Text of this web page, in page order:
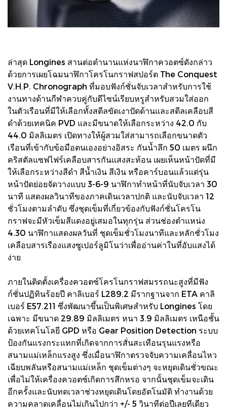
ล่าสุด Longines สานต่อตำนานแห่งนาฬิกาควอตซ์ดังกล่าว
ด้วยการเผยโฉมนาฬิกาโครโนกราฟสปอร์ต The Conquest
V.H.P. Chronograph ที่มอบฟังก์ชั่นจับเวลาสำหรับการใช้
งานทางด้านกีฬาควบคู่กับดีไซน์เรียบหรูสำหรับสวมใส่ออก
ในตัวเรือนที่มีให้เลือกทั้งสตีลขัดเงาปัดด้านและสตีลเคลือบสี
ดำด้วยเทคนิค PVD และมีขนาดให้เลือกระหว่าง 42.0 กับ
44.0 มิลลิเมตร เปิดทางให้ผู้สวมใส่สามารถเลือกขนาดตัว
เรือนที่เข้ากับข้อมือตนเองอย่างอิสระ กันน้ำลึก 50 เมตร ผนึก
คริสตัลแซฟไฟร์เคลือบสารกันแสงสะท้อน เผยเห็นหน้าปัดที่มี
ให้เลือกระหว่างสีดำ สีน้ำเงิน สีเงิน หรือคาร์บอนแล้วแต่รุ่น
หน้าปัดย่อยจัดวางแบบ 3-6-9 นาฬิกาทำหน้าที่นับจับเวลา 30
นาที แสดงผลวินาทีของภาคเดินเวลาปกติ และนับจับเวลา 12
ชั่วโมงตามลำดับ ซึ่งชุดเข็มที่เกี่ยวข้องกับฟังก์ชั่นโครโน
กราฟจะมีหัวเข็มสีแดงอยู่เสมอในทุกรุ่น ส่วนช่องตำแหน่ง
4.30 นาฬิกาแสดงผลวันที่ ชุดเข็มชั่วโมงนาทีและหลักชั่วโมง
เคลือบสารเรืองแสงซูเปอร์ลูมิโนว่าเพื่ออ่านค่าในที่อับแสงได้
ง่าย
ภายในติดตั้งเครื่องควอตซ์โครโนกราฟสมรรถนะสูงที่มีฟัง
ก์ชั่นปฏิทินร้อยปี คาลิเบอร์ L289.2 มีรากฐานจาก ETA คาลิ
เบอร์ E57.211 ซึ่งพัฒนาขึ้นเป็นพิเศษสำหรับ Longines โดย
เฉพาะ มีขนาด 29.89 มิลลิเมตร หนา 3.9 มิลลิเมตร เหนือชั้น
ด้วยเทคโนโลยี GPD หรือ Gear Position Detection ระบบ
ป้องกันแรงกระแทกที่เกิดจากการสั่นสะเทือนรุนแรงหรือ
สนามแม่เหล็กแรงสูง ซึ่งเมื่อนาฬิกาตรวจจับความเคลื่อนไหว
เฉียบพลันหรือสนามแม่เหล็ก ชุดเข็มต่างๆ จะหยุดเดินชั่วขณะ
เพื่อไม่ให้เครื่องควอตซ์เกิดการสึกหรอ จากนั้นชุดเข็มจะเดิน
อีกครั้งและนับทดเวลาช่วงหยุดเดินโดยอัตโนมัติ ทำงานด้วย
ความคลาดเคลื่อนไม่เกินไปกว่า +/- 5 วินาทีต่อปีเลยทีเดียว